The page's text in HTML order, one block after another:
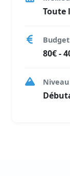
Toute
80€ -